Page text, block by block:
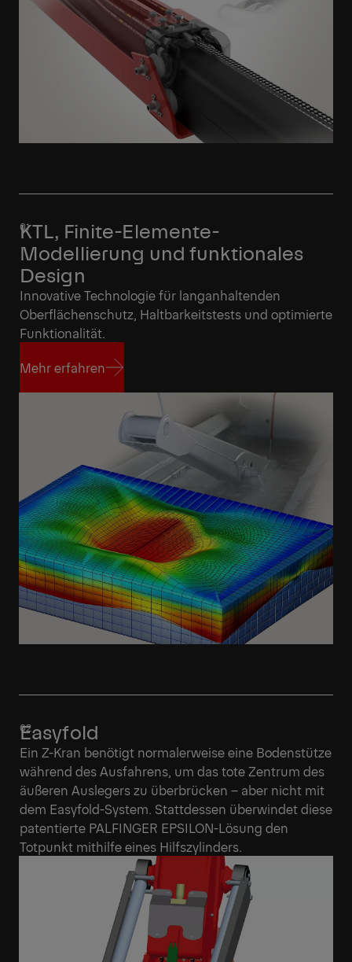
KTL, Finite-Elemente-
Modellierung und funktionales
Design
Innovative Technologie für langanhaltenden
Oberflächenschutz, Haltbarkeitstests und optimierte
Funktionalität.
Mehr erfahren
Easyfold
Ein Z-Kran benötigt normalerweise eine Bodenstütze
während des Ausfahrens, um das tote Zentrum des
äußeren Auslegers zu überbrücken – aber nicht mit
dem Easyfold-System. Stattdessen überwindet diese
patentierte PALFINGER EPSILON-Lösung den
Totpunkt mithilfe eines Hilfszylinders.